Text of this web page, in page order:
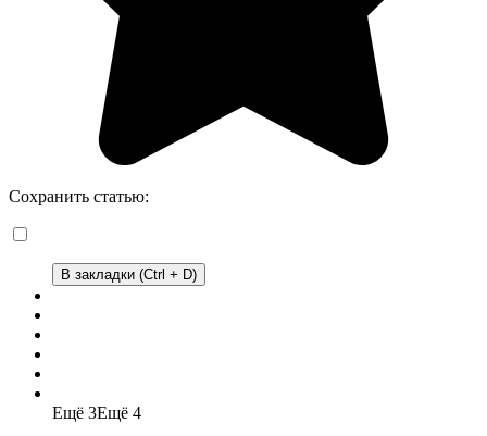
Сохранить статью:
В закладки (Ctrl + D)
Ещё 3Ещё 4